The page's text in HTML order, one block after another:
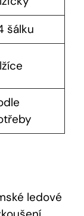
šálku
ledové